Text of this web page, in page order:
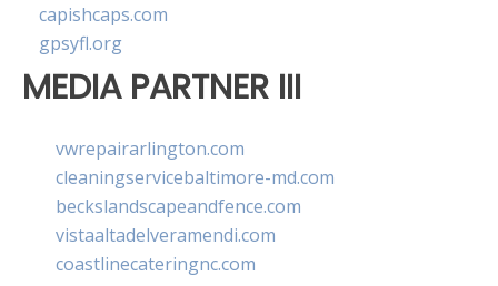
capishcaps.com
gpsyfl.org
MEDIA PARTNER III
vwrepairarlington.com
cleaningservicebaltimore-md.com
beckslandscapeandfence.com
vistaaltadelveramendi.com
coastlinecateringnc.com